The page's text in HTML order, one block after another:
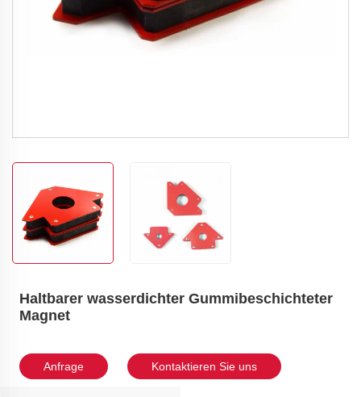
Haltbarer wasserdichter Gummibeschichteter
Magnet
Anfrage Kontaktieren Sie uns